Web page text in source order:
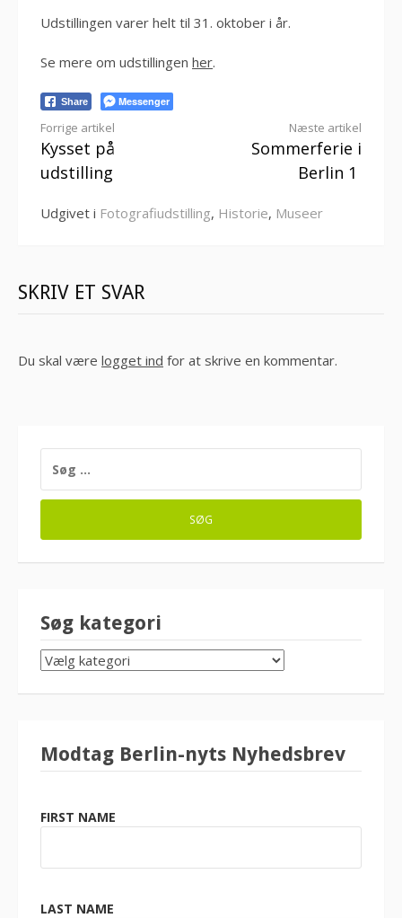
Udstillingen varer helt til 31. oktober i år.
Se mere om udstillingen her.
Share Messenger
Læs
videre
Forrige artikel
Kysset på
udstilling
Næste artikel
Sommerferie i
Berlin 1
Udgivet i Fotografiudstilling, Historie, Museer
SKRIV ET SVAR
Du skal være logget ind for at skrive en kommentar.
EFTER:
Søg kategori
SØG
KATEGORI
Modtag Berlin-nyts Nyhedsbrev
FIRST NAME
LAST NAME